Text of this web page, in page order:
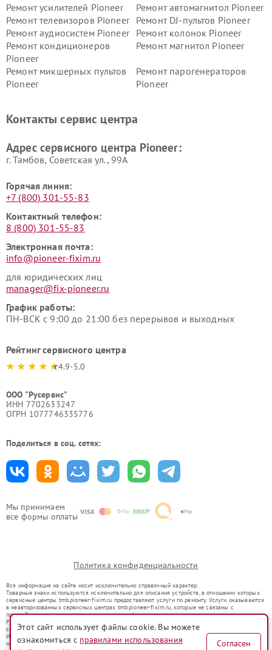
Мы принимаем
все формы оплаты
Ремонт усилителей Pioneer
Ремонт автомагнитол Pioneer
Ремонт телевизоров Pioneer
Ремонт DJ-пультов Pioneer
Ремонт аудиосистем Pioneer
Ремонт колонок Pioneer
Ремонт кондиционеров
Pioneer
Ремонт магнитол Pioneer
Ремонт микшерных пультов
Pioneer
Ремонт парогенераторов
Pioneer
Контакты сервис центра
Адрес сервисного центра Pioneer:
г. Тамбов, Советская ул., 99А
Горячая линия:
+7 (800) 301-55-83
Контактный телефон:
8 (800) 301-55-83
Электронная почта:
info@pioneer-fixim.ru
для юридических лиц
manager@fix-pioneer.ru
График работы:
ПН-ВСК с 9:00 до 21:00 без перерывов и выходных
Рейтинг сервисного центра
4.9-5.0
ООО "Русервис"
ИНН 7702633247
ОГРН 1077746335776
Поделиться в соц. сетях:
Политика конфиденциальности
Вся информация на сайте носит исключительно справочный характер.
Товарные знаки используются исключительно для описания устройств, в отношении которых
сервисные центры tmb.pioneer-fixim.ru предоставляют услуги по ремонту. Услуги оказываются
в неавторизованных сервисных центрах tmb.pioneer-fixim.ru, которые не связаны с
правообладателями товарных знаков или их официальными представителями.
Ремонт осуществляется для устройств, уже введенных в гражданский оборот в соответствии
со статьей 1487 ГК РФ.
Использование товарных знаков не преследует цели индивидуализации услуг или введения
потребителей в заблуждение, а служит для информирования о предоставляемых услугах по
Этот сайт использует файлы cookie. Вы можете
ознакомиться с правилами использования
Согласен